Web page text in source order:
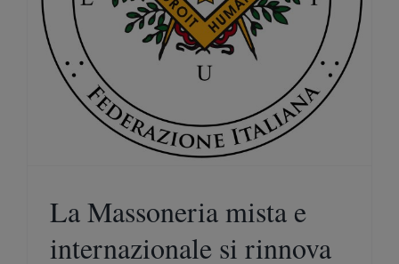
La Massoneria mista e
internazionale si rinnova